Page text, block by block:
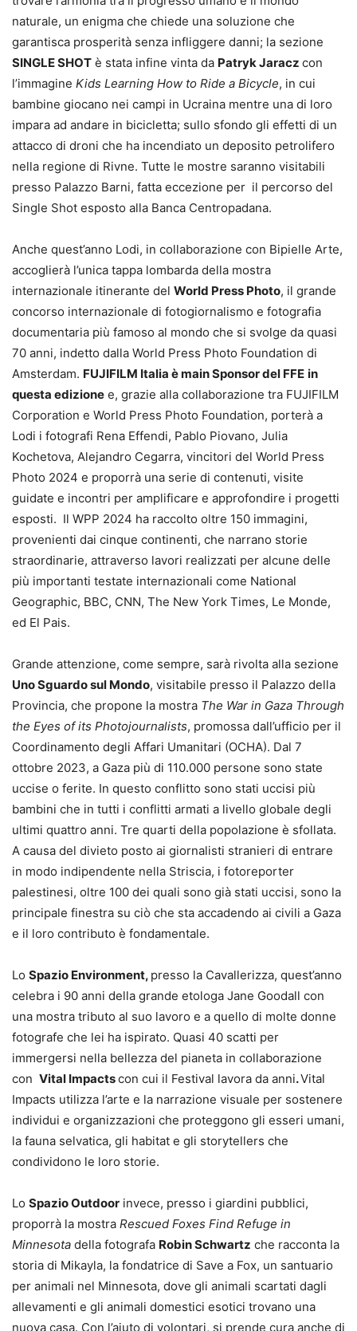
naturale, un enigma che chiede una soluzione che
garantisca prosperità senza infliggere danni; la sezione
SINGLE SHOT è stata infine vinta da Patryk Jaracz con
l’immagine Kids Learning How to Ride a Bicycle, in cui
bambine giocano nei campi in Ucraina mentre una di loro
impara ad andare in bicicletta; sullo sfondo gli effetti di un
attacco di droni che ha incendiato un deposito petrolifero
nella regione di Rivne. Tutte le mostre saranno visitabili
presso Palazzo Barni, fatta eccezione per il percorso del
Single Shot esposto alla Banca Centropadana.
Anche quest’anno Lodi, in collaborazione con Bipielle Arte,
accoglierà l’unica tappa lombarda della mostra
internazionale itinerante del World Press Photo, il grande
concorso internazionale di fotogiornalismo e fotografia
documentaria più famoso al mondo che si svolge da quasi
70 anni, indetto dalla World Press Photo Foundation di
Amsterdam. FUJIFILM Italia è main Sponsor del FFE in
questa edizione e, grazie alla collaborazione tra FUJIFILM
Corporation e World Press Photo Foundation, porterà a
Lodi i fotografi Rena Effendi, Pablo Piovano, Julia
Kochetova, Alejandro Cegarra, vincitori del World Press
Photo 2024 e proporrà una serie di contenuti, visite
guidate e incontri per amplificare e approfondire i progetti
esposti. Il WPP 2024 ha raccolto oltre 150 immagini,
provenienti dai cinque continenti, che narrano storie
straordinarie, attraverso lavori realizzati per alcune delle
più importanti testate internazionali come National
Geographic, BBC, CNN, The New York Times, Le Monde,
ed El Pais.
Grande attenzione, come sempre, sarà rivolta alla sezione
Uno Sguardo sul Mondo, visitabile presso il Palazzo della
Provincia, che propone la mostra The War in Gaza Through
the Eyes of its Photojournalists, promossa dall’ufficio per il
Coordinamento degli Affari Umanitari (OCHA). Dal 7
ottobre 2023, a Gaza più di 110.000 persone sono state
uccise o ferite. In questo conflitto sono stati uccisi più
bambini che in tutti i conflitti armati a livello globale degli
ultimi quattro anni. Tre quarti della popolazione è sfollata.
A causa del divieto posto ai giornalisti stranieri di entrare
in modo indipendente nella Striscia, i fotoreporter
palestinesi, oltre 100 dei quali sono già stati uccisi, sono la
principale finestra su ciò che sta accadendo ai civili a Gaza
e il loro contributo è fondamentale.
Lo Spazio Environment, presso la Cavallerizza, quest’anno
celebra i 90 anni della grande etologa Jane Goodall con
una mostra tributo al suo lavoro e a quello di molte donne
fotografe che lei ha ispirato. Quasi 40 scatti per
immergersi nella bellezza del pianeta in collaborazione
con Vital Impactscon cui il Festival lavora da anni.Vital
Impacts utilizza l’arte e la narrazione visuale per sostenere
individui e organizzazioni che proteggono gli esseri umani,
la fauna selvatica, gli habitat e gli storytellers che
condividono le loro storie.
Lo Spazio Outdoor invece, presso i giardini pubblici,
proporrà la mostra Rescued Foxes Find Refuge in
Minnesota della fotografa Robin Schwartz che racconta la
storia di Mikayla, la fondatrice di Save a Fox, un santuario
per animali nel Minnesota, dove gli animali scartati dagli
allevamenti e gli animali domestici esotici trovano una
nuova casa. Con l’aiuto di volontari, si prende cura anche di